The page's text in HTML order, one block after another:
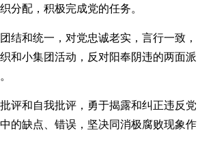
分配，积极完成党的任务。
结和统一，对党忠诚老实，言行一致，
和小集团活动，反对阳奉阴违的两面派
批评和自我批评，勇于揭露和纠正违反党
的缺点、错误，坚决同消极腐败现象作